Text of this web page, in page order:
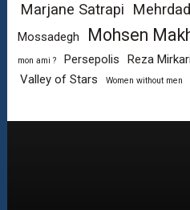
Marjane Satrapi
Mossadegh
Mohsen
mon ami ? Persepolis Reza
Valley of Stars
Women without men